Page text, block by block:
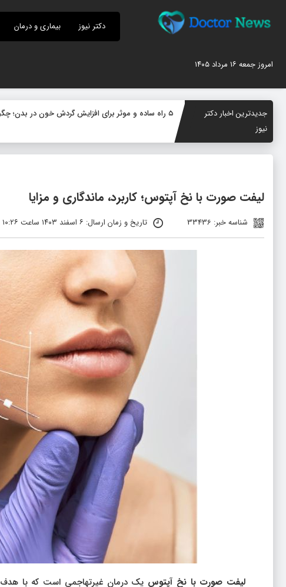
دکتر نیوز بیماری و درمان
امروز جمعه ۱۶ مرداد ۱۴۰۵
جدیدترین اخبار دکتر
نیوز
۵ راه ساده و موثر برای افزایش گردش خون در بدن؛ چگونه جریان خون را بهبود دهیم؟
لیفت صورت با نخ آپتوس؛ کاربرد، ماندگاری و مزایا
شناسه خبر: 33436 تاریخ و زمان ارسال: ۶ اسفند ۱۴۰۳ ساعت ۱۰:۲۶
لیفت صورت با نخ آپتوس یک درمان غیرتهاجمی است که با